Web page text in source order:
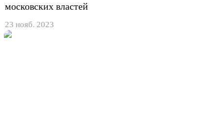
московских властей
23 нояб. 2023